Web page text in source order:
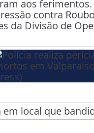
aos
contra
da Divisão de
em local que